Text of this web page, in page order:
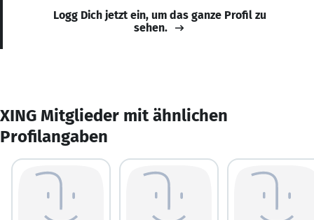
Logg Dich jetzt ein, um das ganze Profil zu
sehen.
XING Mitglieder mit ähnlichen
Profilangaben